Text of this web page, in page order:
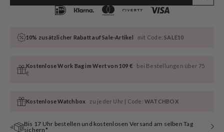
10% zusätzlicher Rabatt auf Sale-Artikel mit Code:SALE10
Kostenlose Work Bag im Wert von 109 €
bei Bestellungen über 75
€
Kostenlose Watchbox zu jeder Uhr | Code:WATCHBOX
Bis 17 Uhr bestellen und kostenlosen Versand am selben Tag
sichern*